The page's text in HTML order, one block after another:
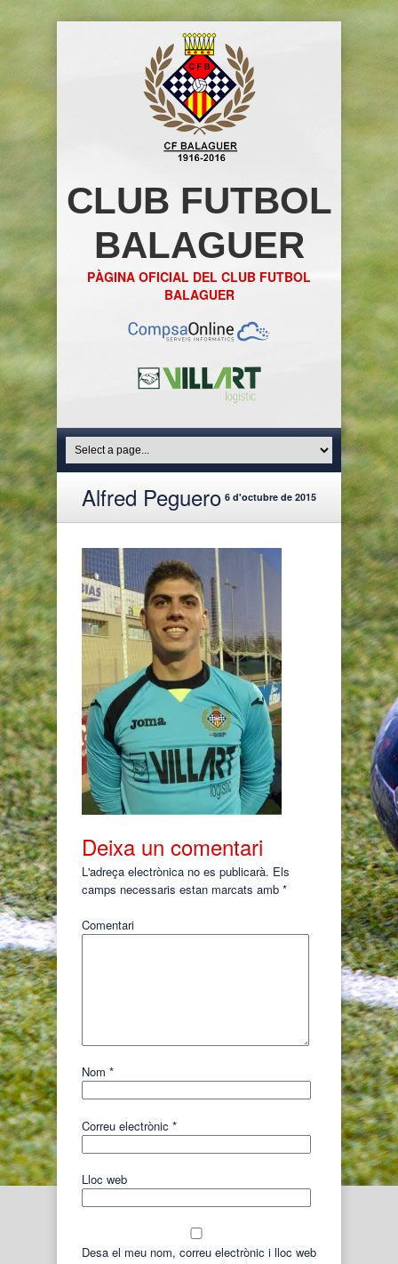
CLUB FUTBOL
BALAGUER
PÀGINA OFICIAL DEL CLUB FUTBOL
BALAGUER
Alfred Peguero 6 d'octubre de 2015
Deixa un comentari
L'adreça electrònica no es publicarà. Els
camps necessaris estan marcats amb *
Comentari
Nom *
Correu electrònic *
Lloc web
Desa el meu nom, correu electrònic i lloc web